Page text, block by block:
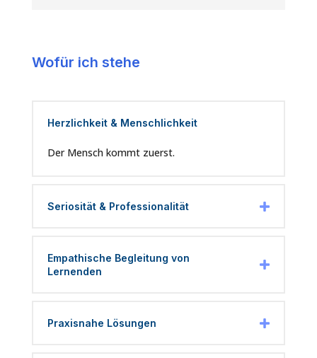
Wofür ich stehe
Herzlichkeit & Menschlichkeit
Der Mensch kommt zuerst.
Seriosität & Professionalität
Empathische Begleitung von
Lernenden
Praxisnahe Lösungen